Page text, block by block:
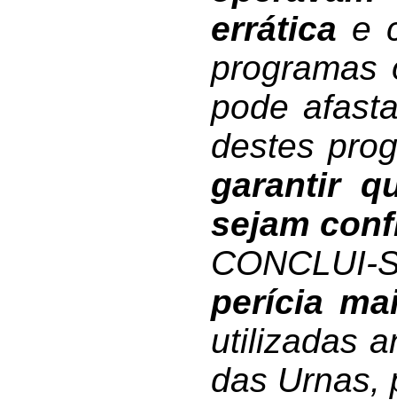
errática e
pode
destes
garantir
sejam
perícia
utilizadas
das Urnas,